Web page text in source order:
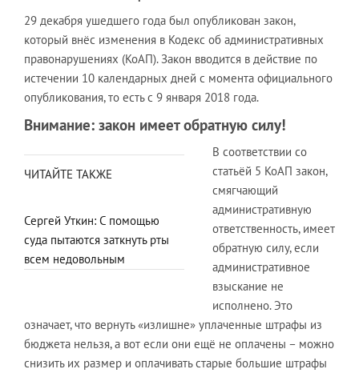
29 декабря ушедшего года был опубликован закон,
который внёс изменения в Кодекс об административных
правонарушениях (КоАП). Закон вводится в действие по
истечении 10 календарных дней с момента официального
опубликования, то есть с 9 января 2018 года.
Внимание: закон имеет обратную силу!
ЧИТАЙТЕ ТАКЖЕ
Сергей Уткин: С помощью
суда пытаются заткнуть рты
всем недовольным
В соответствии со
статьёй 5 КоАП закон,
смягчающий
административную
ответственность, имеет
обратную силу, если
административное
взыскание не
исполнено. Это
означает, что вернуть «излишне» уплаченные штрафы из
бюджета нельзя, а вот если они ещё не оплачены – можно
снизить их размер и оплачивать старые большие штрафы